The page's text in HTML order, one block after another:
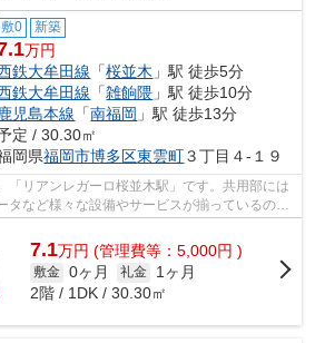
敷0 新築
万円
鉄大牟田線 「桜並木 」駅 徒歩5分
鉄大牟田線 「雑餉隈 」駅 徒歩10分
鹿児島本線 「南福岡 」駅 徒歩13分
定 / 30.30㎡
岡県福岡市博多区東雲町３丁目４-１９
「リアンレガーロ桜並木駅」です。共用部には
タなど様々な設備やサービスが揃っているので
マンショ...
7.1万円 (管理費等：5,000円 )
敷金 0ヶ月 礼金
1ヶ月
2階 / 1DK / 30.30㎡